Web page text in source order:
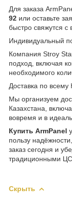
Для заказа
92 или оставьте
быстро свяжутся с
Индивидуальный
Компания Stroy
подход, включая
необходимого
Доставка по всему
Мы организуем
Казахстана,
вовремя и в
Купить ArmPanel
пользу
заказ сегодня и
традиционными
Скрыть